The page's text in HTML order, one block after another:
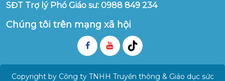
SĐT Trợ lý Phó Giáo sư: 0988 849 234
Chúng tôi trên mạng xã hội
Copyright by Công ty TNHH Truyền thông & Giáo dục sức